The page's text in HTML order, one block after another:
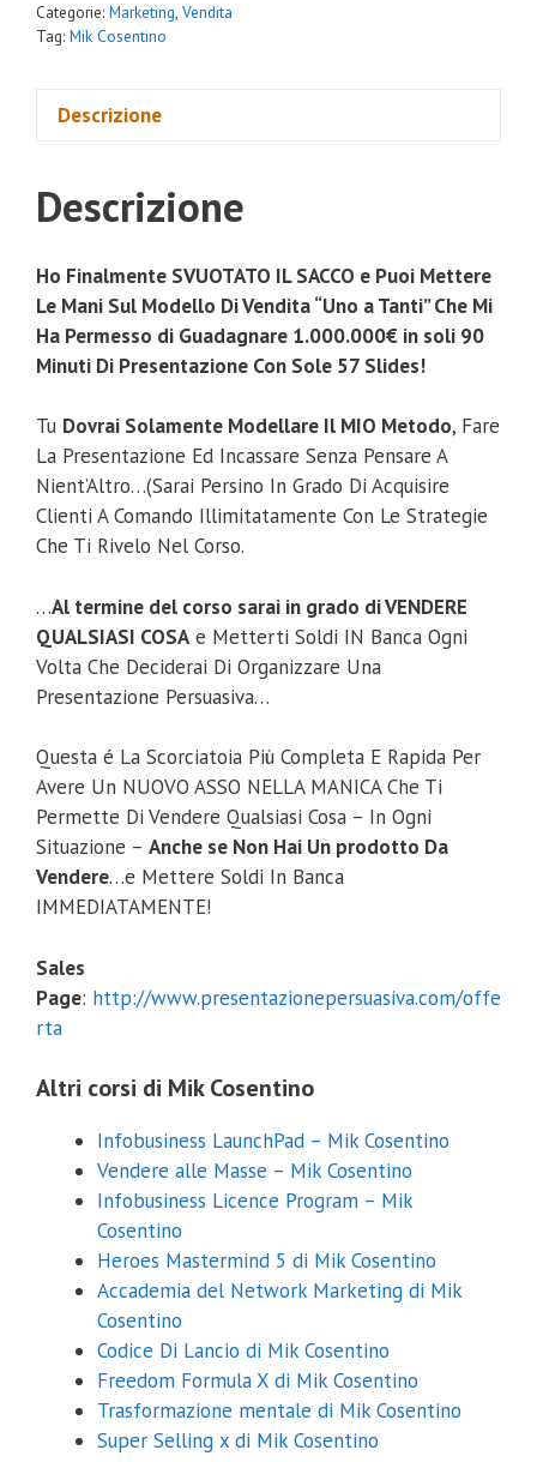
Categorie: Marketing, Vendita
Tag: Mik Cosentino
Descrizione
Descrizione
Ho Finalmente SVUOTATO IL SACCO e Puoi Mettere
Le Mani Sul Modello Di Vendita “Uno a Tanti” Che Mi
Ha Permesso di Guadagnare 1.000.000€ in soli 90
Minuti Di Presentazione Con Sole 57 Slides!
Tu Dovrai Solamente Modellare Il MIO Metodo, Fare
La Presentazione Ed Incassare Senza Pensare A
Nient’Altro…(Sarai Persino In Grado Di Acquisire
Clienti A Comando Illimitatamente Con Le Strategie
Che Ti Rivelo Nel Corso.
…Al termine del corso sarai in grado di VENDERE
QUALSIASI COSA e Metterti Soldi IN Banca Ogni
Volta Che Deciderai Di Organizzare Una
Presentazione Persuasiva…
Questa é La Scorciatoia Più Completa E Rapida Per
Avere Un NUOVO ASSO NELLA MANICA Che Ti
Permette Di Vendere Qualsiasi Cosa – In Ogni
Situazione – Anche se Non Hai Un prodotto Da
Vendere…e Mettere Soldi In Banca
IMMEDIATAMENTE!
Sales
Page: http://www.presentazionepersuasiva.com/offe
rta
Altri corsi di Mik Cosentino
Infobusiness LaunchPad – Mik Cosentino
Vendere alle Masse – Mik Cosentino
Infobusiness Licence Program – Mik
Cosentino
Heroes Mastermind 5 di Mik Cosentino
Accademia del Network Marketing di Mik
Cosentino
Codice Di Lancio di Mik Cosentino
Freedom Formula X di Mik Cosentino
Trasformazione mentale di Mik Cosentino
Super Selling x di Mik Cosentino